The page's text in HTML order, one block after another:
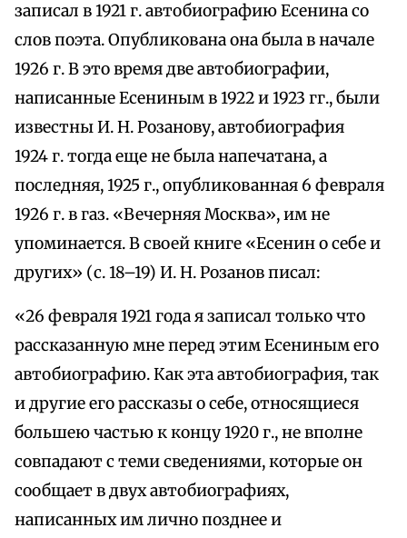
записал в 1921 г. автобиографию Есенина со
слов поэта. Опубликована она была в начале
1926 г. В это время две автобиографии,
написанные Есениным в 1922 и 1923 гг., были
известны И. Н. Розанову, автобиография
1924 г. тогда еще не была напечатана, а
последняя, 1925 г., опубликованная 6 февраля
1926 г. в газ. «Вечерняя Москва», им не
упоминается. В своей книге «Есенин о себе и
других» (с. 18–19) И. Н. Розанов писал:
«26 февраля 1921 года я записал только что
рассказанную мне перед этим Есениным его
автобиографию. Как эта автобиография, так
и другие его рассказы о себе, относящиеся
большею частью к концу 1920 г., не вполне
совпадают с теми сведениями, которые он
сообщает в двух автобиографиях,
написанных им лично позднее и